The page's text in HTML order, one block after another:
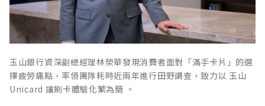
玉山銀行資深副總經理林榮華發現消費者面對「滿手卡片」的選
擇疲勞痛點，率領團隊耗時近兩年進行田野調查，致力以 玉山
Unicard 讓刷卡體驗化繁為簡 。